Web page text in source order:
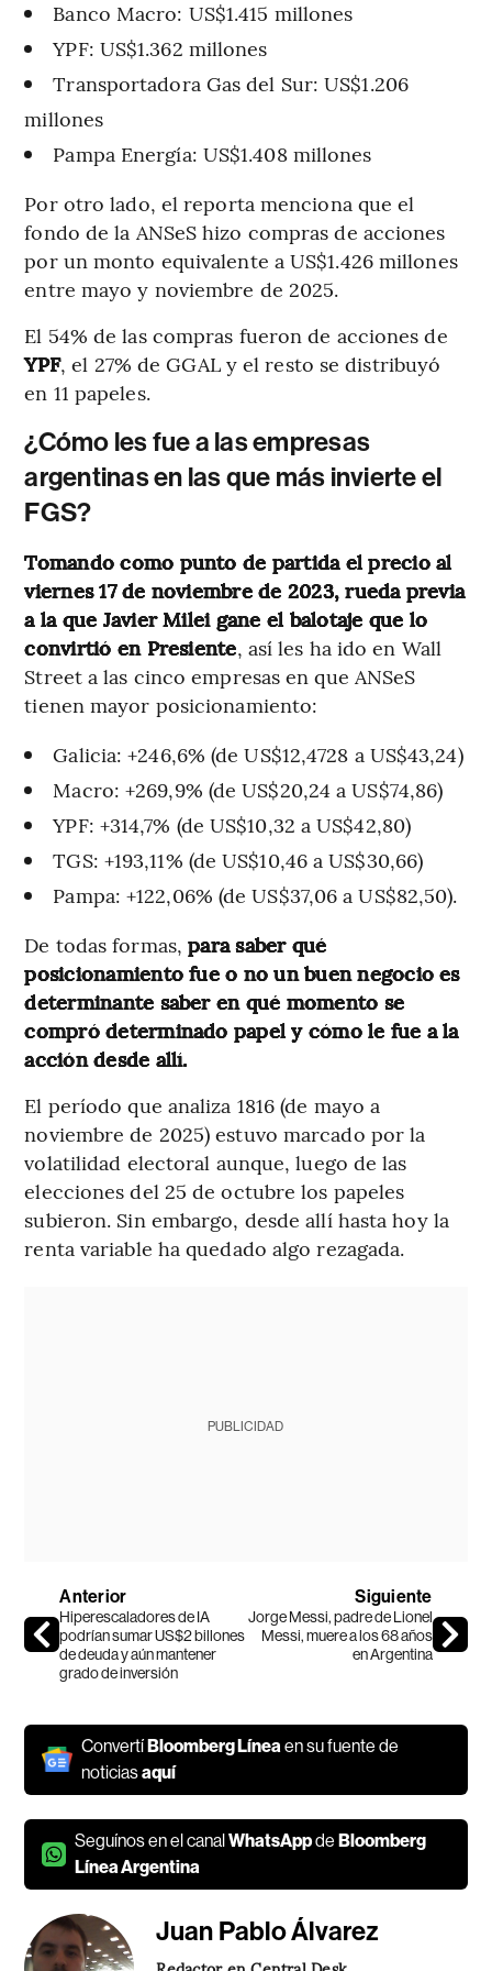
Banco Macro: US$1.415 millones
YPF: US$1.362 millones
Transportadora Gas del Sur: US$1.206
millones
Pampa Energía: US$1.408 millones
Por otro lado, el reporta menciona que el
fondo de la ANSeS hizo compras de acciones
por un monto equivalente a US$1.426 millones
entre mayo y noviembre de 2025.
El 54% de las compras fueron de acciones de
YPF, el 27% de GGAL y el resto se distribuyó
en 11 papeles.
¿Cómo les fue a las empresas
argentinas en las que más invierte el
FGS?
Tomando como punto de partida el precio al
viernes 17 de noviembre de 2023, rueda previa
a la que Javier Milei gane el balotaje que lo
convirtió en Presiente, así les ha ido en Wall
Street a las cinco empresas en que ANSeS
tienen mayor posicionamiento:
Galicia: +246,6% (de US$12,4728 a US$43,24)
Macro: +269,9% (de US$20,24 a US$74,86)
YPF: +314,7% (de US$10,32 a US$42,80)
TGS: +193,11% (de US$10,46 a US$30,66)
Pampa: +122,06% (de US$37,06 a US$82,50).
De todas formas,para saber qué
posicionamiento fue o no un buen negocio es
determinante saber en qué momento se
compró determinado papel y cómo le fue a la
acción desde allí.
El período que analiza 1816 (de mayo a
noviembre de 2025) estuvo marcado por la
volatilidad electoral aunque, luego de las
elecciones del 25 de octubre los papeles
subieron. Sin embargo, desde allí hasta hoy la
renta variable ha quedado algo rezagada.
PUBLICIDAD
Anterior
Hiperescaladores de IA
podrían sumar US$2 billones
de deuda y aún mantener
grado de inversión
Siguiente
Jorge Messi, padre de Lionel
Messi, muere a los 68 años
en Argentina
ConvertíBloomberg Línea en su fuente de
noticiasaquí
Seguínos en el canalWhatsAppdeBloomberg
Línea Argentina
Juan Pablo Álvarez